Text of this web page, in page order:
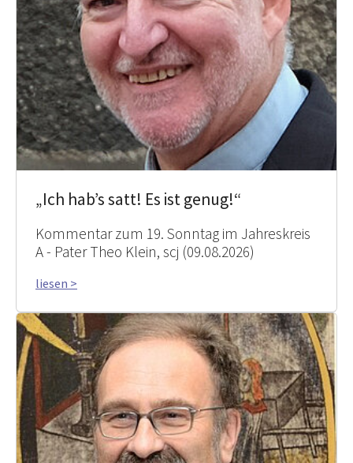
„Ich hab’s satt! Es ist genug!“
Kommentar zum 19. Sonntag im Jahreskreis
A - Pater Theo Klein, scj (09.08.2026)
liesen >